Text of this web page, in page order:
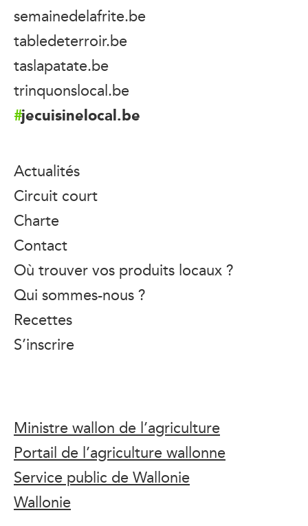
semainedelafrite.be
tabledeterroir.be
taslapatate.be
trinquonslocal.be
jecuisinelocal.be
Actualités
Circuit court
Charte
Contact
Où trouver vos produits locaux ?
Qui sommes-nous ?
Recettes
S’inscrire
Ministre wallon de l’agriculture
Portail de l’agriculture wallonne
Service public de Wallonie
Wallonie